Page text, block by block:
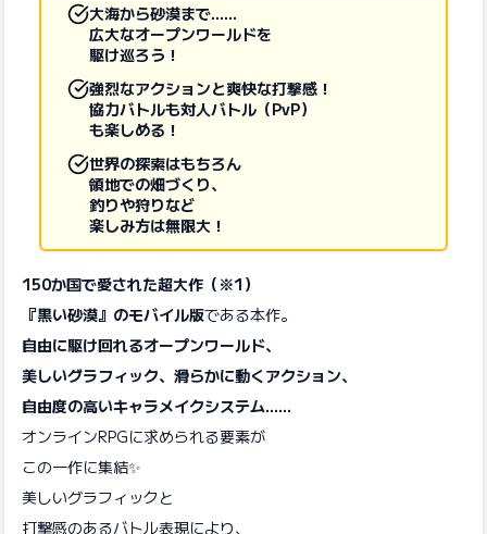
大海から砂漠まで……
広大なオープンワールドを
駆け巡ろう！
強烈なアクションと爽快な打撃感！
協力バトルも対人バトル（PvP）
も楽しめる！
世界の探索はもちろん
領地での畑づくり、
釣りや狩りなど
楽しみ方は無限大！
150か国で愛された超大作（※1）
『黒い砂漠』のモバイル版である本作。
自由に駆け回れるオープンワールド、
美しいグラフィック、滑らかに動くアクション、
自由度の高いキャラメイクシステム……
オンラインRPGに求められる要素が
この一作に集結✨
美しいグラフィックと
打撃感のあるバトル表現により、